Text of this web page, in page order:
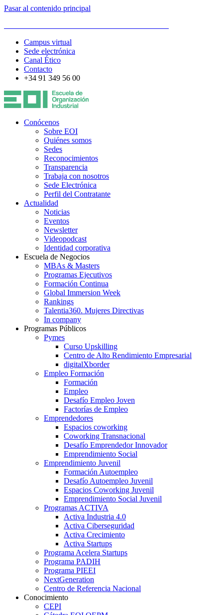
Pasar al contenido principal
Campus virtual
Sede electrónica
Canal Ético
Contacto
+34 91 349 56 00
Conócenos
Sobre EOI
Quiénes somos
Sedes
Reconocimientos
Transparencia
Trabaja con nosotros
Sede Electrónica
Perfil del Contratante
Actualidad
Noticias
Eventos
Newsletter
Videopodcast
Identidad corporativa
Escuela de Negocios
MBAs & Masters
Programas Ejecutivos
Formación Continua
Global Immersion Week
Rankings
Talentia360. Mujeres Directivas
In company
Programas Públicos
Pymes
Curso Upskilling
Centro de Alto Rendimiento Empresarial
digitalXborder
Empleo Formación
Formación
Empleo
Desafío Empleo Joven
Factorías de Empleo
Emprendedores
Espacios coworking
Coworking Transnacional
Desafío Emprendedor Innovador
Emprendimiento Social
Emprendimiento Juvenil
Formación Autoempleo
Desafío Autoempleo Juvenil
Espacios Coworking Juvenil
Emprendimiento Social Juvenil
Programas ACTIVA
Activa Industria 4.0
Activa Ciberseguridad
Activa Crecimiento
Activa Startups
Programa Acelera Startups
Programa PADIH
Programa PIEEI
NextGeneration
Centro de Referencia Nacional
Conocimiento
CEPI